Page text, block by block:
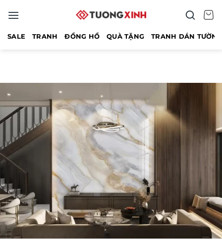
qua
SALE TRANH ĐỒNG HỒ QUÀ TẶNG TRANH DÁN